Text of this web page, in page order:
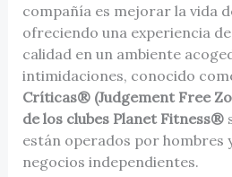
compañía es mejorar la vida
ofreciendo una experiencia
calidad en un ambiente
intimidaciones, conocido
Críticas® (Judgement Free
de los clubes Planet Fitness®
están operados por hombres
negocios independientes.